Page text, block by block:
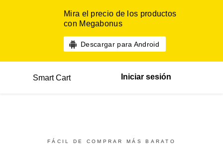
Mira el precio de los productos
con Megabonus
Descargar para Android
Smart Cart Iniciar sesión
FÁCIL DE COMPRAR MÁS BARATO